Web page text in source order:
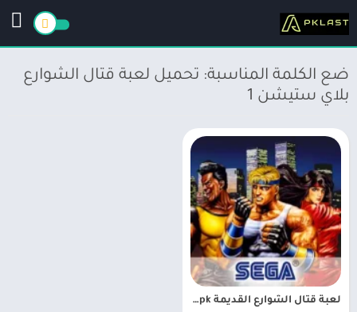
ضع الكلمة المناسبة: تحميل لعبة قتال الشوارع
بلاي ستيشن 1
لعبة قتال الشوارع القديمة apk من سيجا Streets of Rage Classic